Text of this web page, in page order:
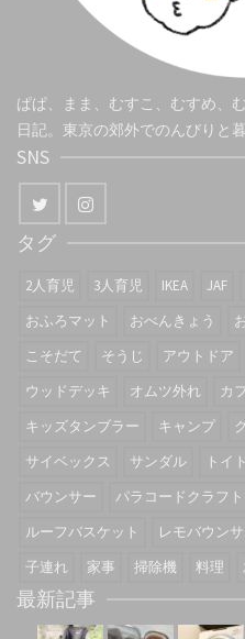
ぱぱ、まま、むすこ、むすめ、
日記。東京の郊外でのんびりと
SNS
タグ
2人育児 3人育児 IKEA JAF
おふろマット
おべんきょう
こそだて
そうじ アウトドア
ウッドデッキ
オムツ外れ カ
キッズタンブラー
キャンプ
サイベックス
サンダル トイ
バウンサー
パラコードクラフト
ルーフバスケット
レモバウン
子連れ
家事 掃除機 料理
最新記事